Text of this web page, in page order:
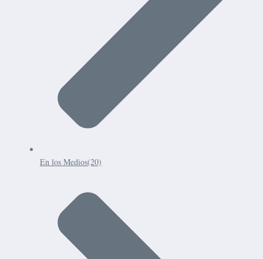
En los Medios(20)